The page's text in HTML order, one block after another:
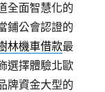
全面智慧化的
鋪公會認證的
林機車借款最
選擇體驗北歐
牌資金大型的